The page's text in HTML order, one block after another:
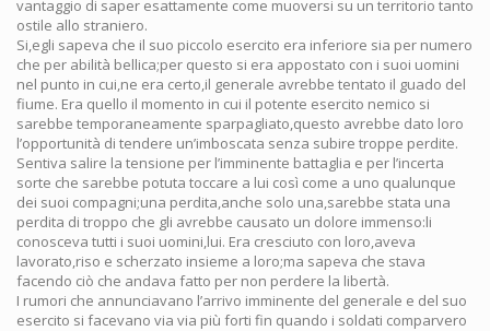
vantaggio di saper esattamente come muoversi su un territorio tanto
ostile allo straniero.
Si,egli sapeva che il suo piccolo esercito era inferiore sia per numero
che per abilità bellica;per questo si era appostato con i suoi uomini
nel punto in cui,ne era certo,il generale avrebbe tentato il guado del
fiume. Era quello il momento in cui il potente esercito nemico si
sarebbe temporaneamente sparpagliato,questo avrebbe dato loro
l’opportunità di tendere un’imboscata senza subire troppe perdite.
Sentiva salire la tensione per l’imminente battaglia e per l’incerta
sorte che sarebbe potuta toccare a lui così come a uno qualunque
dei suoi compagni;una perdita,anche solo una,sarebbe stata una
perdita di troppo che gli avrebbe causato un dolore immenso:li
conosceva tutti i suoi uomini,lui. Era cresciuto con loro,aveva
lavorato,riso e scherzato insieme a loro;ma sapeva che stava
facendo ciò che andava fatto per non perdere la libertà.
I rumori che annunciavano l’arrivo imminente del generale e del suo
esercito si facevano via via più forti fin quando i soldati comparvero